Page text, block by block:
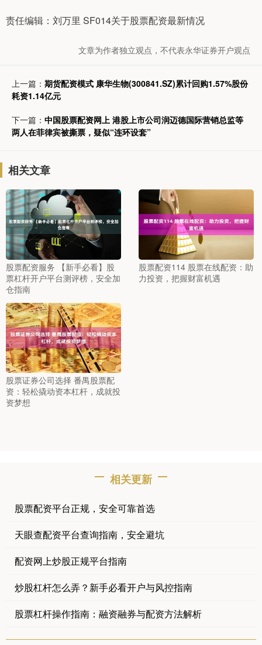
责任编辑：刘万里 SF014关于股票配资最新情况
文章为作者独立观点，不代表永华证券开户观点
上一篇： 期货配资模式 康华生物(300841.SZ)累计回购1.57%股份
耗资1.14亿元
下一篇： 中国股票配资网上 港股上市公司润迈德国际营销总监等
两人在菲律宾被撕票，疑似“连环设套”
相关文章
股票配资服务 【新手必看】股
票杠杆开户平台测评榜，安全加
仓指南
股票配资114 股票在线配资：助
力投资，把握财富机遇
股票证券公司选择 番禺股票配
资：轻松撬动资本杠杆，成就投
资梦想
相关更新
股票配资平台正规，安全可靠首选
天眼查配资平台查询指南，安全避坑
配资网上炒股正规平台指南
炒股杠杆怎么弄？新手必看开户与风控指南
股票杠杆操作指南：融资融券与配资方法解析